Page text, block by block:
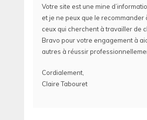
Votre site est une mine
et je ne peux que le recommander
ceux qui cherchent à travailler de
Bravo pour votre engagement à
autres à réussir
Cordialement,
Claire Tabouret